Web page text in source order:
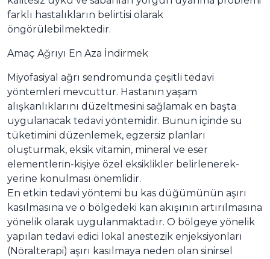
farklı hastalıkların belirtisi olarak
öngörülebilmektedir.
Amaç Ağrıyı En Aza İndirmek
Miyofasiyal ağrı sendromunda çeşitli tedavi
yöntemleri mevcuttur. Hastanın yaşam
alışkanlıklarını düzeltmesini sağlamak en başta
uygulanacak tedavi yöntemidir. Bunun içinde su
tüketimini düzenlemek, egzersiz planları
oluşturmak, eksik vitamin, mineral ve eser
elementlerin-kişiye özel eksiklikler belirlenerek-
yerine konulması önemlidir.
En etkin tedavi yöntemi bu kas düğümünün aşırı
kasılmasına ve o bölgedeki kan akışının artırılmasına
yönelik olarak uygulanmaktadır. O bölgeye yönelik
yapılan tedavi edici lokal anestezik enjeksiyonları
(Nöralterapi) aşırı kasılmaya neden olan sinirsel